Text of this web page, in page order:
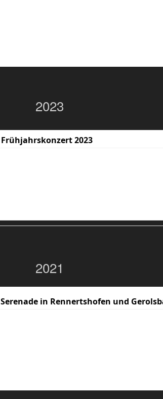
2023
Frühjahrskonzert 2023
2021
Serenade in Rennertshofen und